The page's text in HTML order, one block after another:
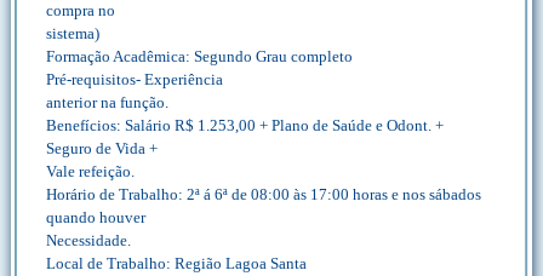
compra no
sistema)
Formação Acadêmica: Segundo Grau completo
Pré-requisitos- Experiência
anterior na função.
Benefícios: Salário R$ 1.253,00 + Plano de Saúde e Odont. +
Seguro de Vida +
Vale refeição.
Horário de Trabalho: 2ª á 6ª de 08:00 às 17:00 horas e nos sábados
quando houver
Necessidade.
Local de Trabalho: Região Lagoa Santa